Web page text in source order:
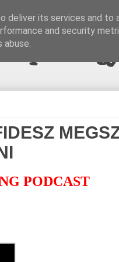
PODCAST
deliver its services and to
and security